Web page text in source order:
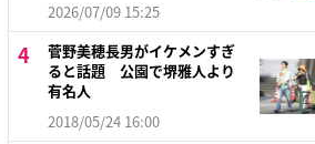
2026/07/09 15:25
菅野美穂長男がイケメンすぎ
ると話題 公園で堺雅人より
有名人
2018/05/24 16:00